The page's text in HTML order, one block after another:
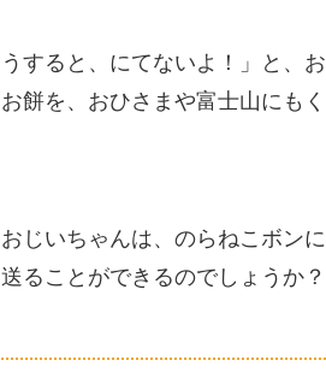
すると、にてないよ！」と、お
餅を、おひさまや富士山にもく
じいちゃんは、のらねこボンに
ることができるのでしょうか？